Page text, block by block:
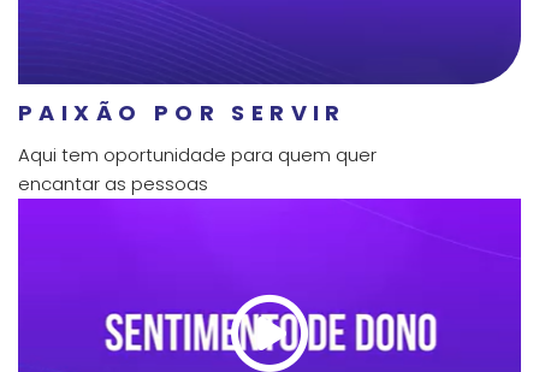
PAIXÃO POR SERVIR
Aqui tem oportunidade para quem quer
encantar as pessoas